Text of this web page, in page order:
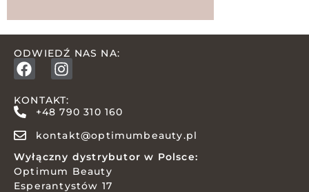
ODWIEDŹ NAS NA:
KONTAKT:
+48 790 310 160
kontakt@optimumbeauty.pl
Wyłączny dystrybutor w Polsce:
Optimum Beauty
Esperantystów 17